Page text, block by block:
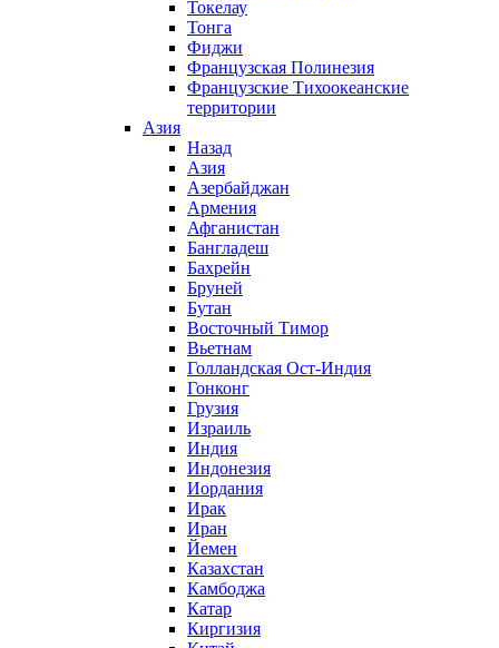
Токелау
Тонга
Фиджи
Французская Полинезия
Французские Тихоокеанские
территории
Азия
Назад
Азия
Азербайджан
Армения
Афганистан
Бангладеш
Бахрейн
Бруней
Бутан
Восточный Тимор
Вьетнам
Голландская Ост-Индия
Гонконг
Грузия
Израиль
Индия
Индонезия
Иордания
Ирак
Иран
Йемен
Казахстан
Камбоджа
Катар
Киргизия